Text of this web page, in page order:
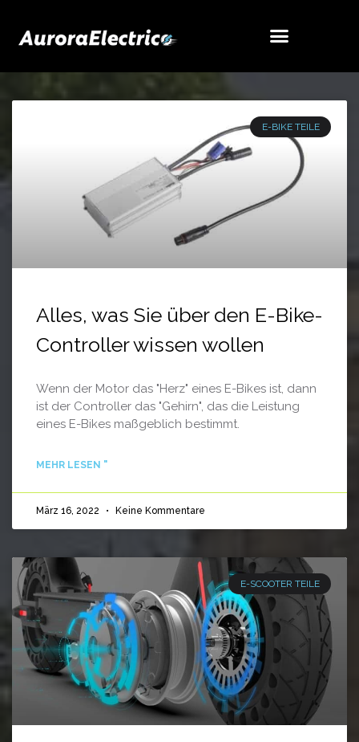
E-BIKE TEILE
Alles, was Sie über den E-Bike-
Controller wissen wollen
Wenn der Motor das "Herz" eines E-Bikes ist, dann
ist der Controller das "Gehirn", das die Leistung
eines E-Bikes maßgeblich bestimmt.
MEHR LESEN "
März 16, 2022 Keine Kommentare
E-SCOOTER TEILE